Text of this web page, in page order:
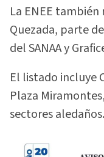
La ENEE
Quezada, parte
del SANAA y
El listado incluye
Plaza
sectores aledaños.